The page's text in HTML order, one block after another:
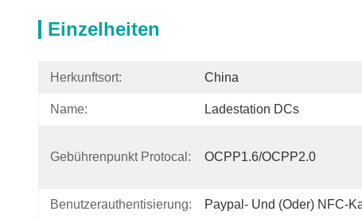
Einzelheiten
Herkunftsort: China
Name: Ladestation DCs
Gebührenpunkt Protocal: OCPP1.6/OCPP2.0
Benutzerauthentisierung: Paypal- Und (oder) NFC-